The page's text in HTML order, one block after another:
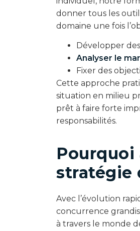
donner tous les
domaine une fois
Développer des
Analyser le
Fixer des
Cette approche
situation en milieu
prêt à faire forte
responsabilités.
Pourquoi
stratégie
Avec l’évolution
concurrence
à travers le monde